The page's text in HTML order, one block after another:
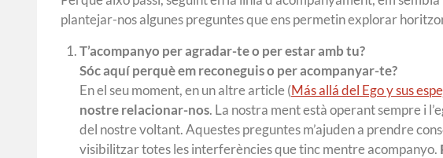
plantejar-nos algunes preguntes que ens permetin explorar
T’acompanyo per agradar-te o per estar amb tu?
Sóc aquí perquè em reconeguis o per acompanyar-te?
En el seu moment, en un altre article (Más allá del Ego y sus
nostre relacionar-nos. La nostra ment està operant sempre i
del nostre voltant. Aquestes preguntes m’ajuden a prendre
visibilitzar totes les interferències que tinc mentre acompanyo.